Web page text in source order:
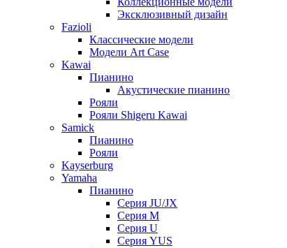
Эксклюзивный дизайн
Fazioli
Классические модели
Модели Art Case
Kawai
Пианино
Акустические пианино
Рояли
Рояли Shigeru Kawai
Samick
Пианино
Рояли
Kayserburg
Yamaha
Пианино
Серия JU/JX
Серия M
Серия U
Серия YUS